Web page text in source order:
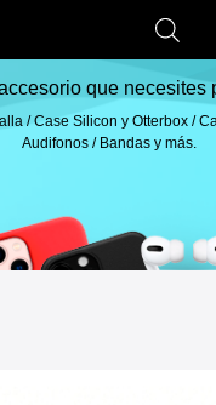
que necesites
/ Case Silicon y Otterbox /
Audifonos / Bandas y más.